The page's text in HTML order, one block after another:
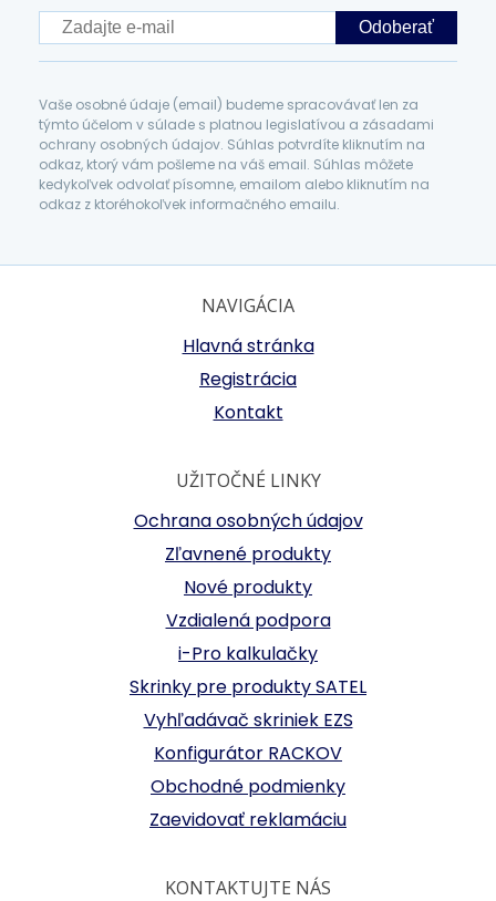
Odoberať
Vaše osobné údaje (email) budeme spracovávať len za
týmto účelom v súlade s platnou legislatívou a zásadami
ochrany osobných údajov. Súhlas potvrdíte kliknutím na
odkaz, ktorý vám pošleme na váš email. Súhlas môžete
kedykoľvek odvolať písomne, emailom alebo kliknutím na
odkaz z ktoréhokoľvek informačného emailu.
NAVIGÁCIA
Hlavná stránka
Registrácia
Kontakt
UŽITOČNÉ LINKY
Ochrana osobných údajov
Zľavnené produkty
Nové produkty
Vzdialená podpora
i-Pro kalkulačky
Skrinky pre produkty SATEL
Vyhľadávač skriniek EZS
Konfigurátor RACKOV
Obchodné podmienky
Zaevidovať reklamáciu
KONTAKTUJTE NÁS